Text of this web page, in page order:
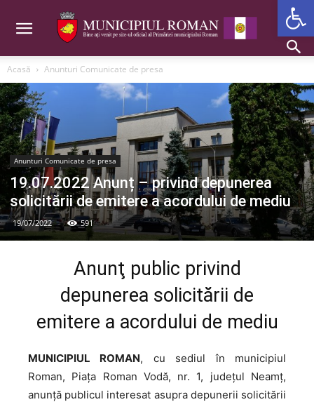
Acasă Anunturi Comunicate de presa
Anunturi Comunicate de presa
19.07.2022 Anunț – privind depunerea
solicitării de emitere a acordului de mediu
19/07/2022 591
Anunţ public privind
depunerea solicitării de
emitere a acordului de mediu
MUNICIPIUL ROMAN, cu sediul în municipiul
Roman, Piața Roman Vodă, nr. 1, județul Neamț,
anunţă publicul interesat asupra depunerii solicitării